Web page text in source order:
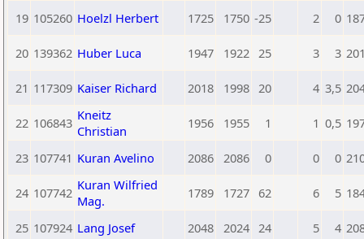
19 105260 Hoelzl Herbert 1725 1750 -25 2 0
20 139362 Huber Luca 1947 1922 25 3 3
21 117309 Kaiser Richard 2018 1998 20 4 3,5
22 106843 Kneitz
Christian
1956 1955 1 1 0,5
23 107741 Kuran Avelino 2086 2086 0 0 0
24 107742 Kuran Wilfried
Mag.
1789 1727 62 6 5
25 107924 Lang Josef 2048 2024 24 5 4